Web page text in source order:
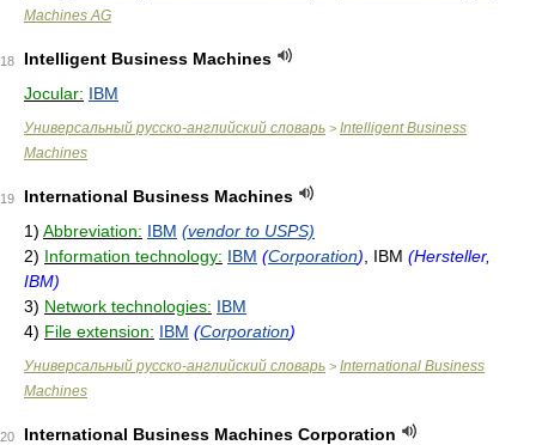
Machines AG
18
Intelligent Business Machines
Jocular: IBM
Универсальный русско-английский словарь > Intelligent Business
Machines
19
International Business Machines
1) Abbreviation: IBM (vendor to USPS)
2) Information technology: IBM (Corporation) , IBM (Hersteller,
IBM)
3) Network technologies: IBM
4) File extension: IBM (Corporation)
Универсальный русско-английский словарь > International Business
Machines
20
International Business Machines Corporation